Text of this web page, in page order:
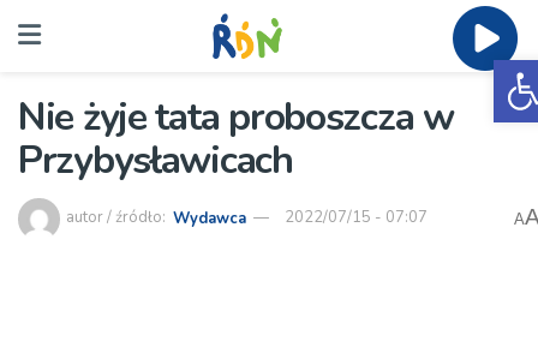
Nie żyje tata proboszcza w
Przybysławicach
autor / źródło: Wydawca 2022/07/15 - 07:07 A